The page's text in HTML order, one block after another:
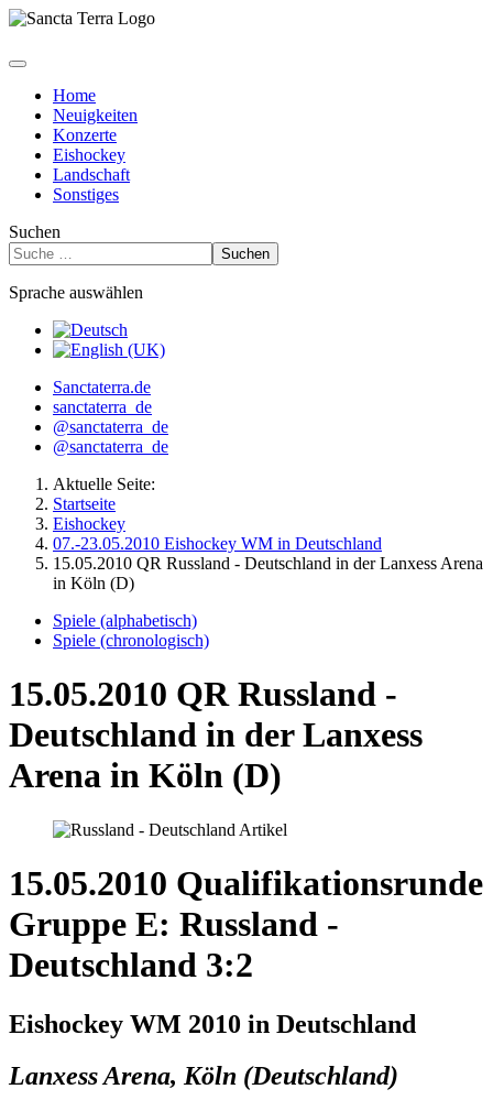
Home
Neuigkeiten
Konzerte
Eishockey
Landschaft
Sonstiges
Suchen
Suchen
Sprache auswählen
Sanctaterra.de
sanctaterra_de
@sanctaterra_de
@sanctaterra_de
Aktuelle Seite:
Startseite
Eishockey
07.-23.05.2010 Eishockey WM in Deutschland
15.05.2010 QR Russland - Deutschland in der Lanxess Arena
in Köln (D)
Spiele (alphabetisch)
Spiele (chronologisch)
15.05.2010 QR Russland -
Deutschland in der Lanxess
Arena in Köln (D)
15.05.2010 Qualifikationsrunde
Gruppe E: Russland -
Deutschland 3:2
Eishockey WM 2010 in Deutschland
Lanxess Arena, Köln (Deutschland)